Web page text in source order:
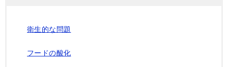
衛生的な問題
フードの酸化